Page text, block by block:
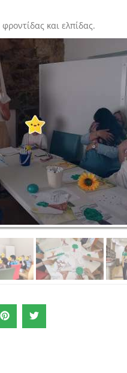
φροντίδας και ελπίδας.